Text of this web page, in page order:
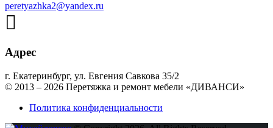
peretyazhka2@yandex.ru
Адрес
г. Екатеринбург, ул. Евгения Савкова 35/2
© 2013 – 2026 Перетяжка и ремонт мебели «ДИВАНСИ»
Политика конфиденциальности